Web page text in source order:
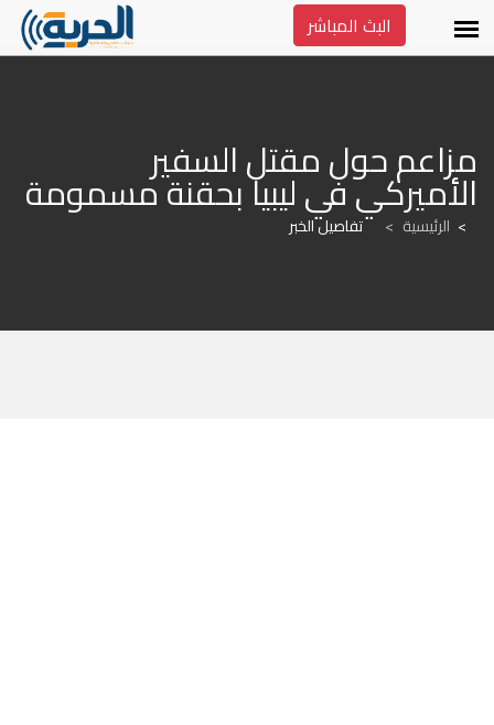
البث المباشر
مزاعم حول مقتل السفير
الأميركي في ليبيا بحقنة مسمومة
الرئيسية > تفاصيل الخبر